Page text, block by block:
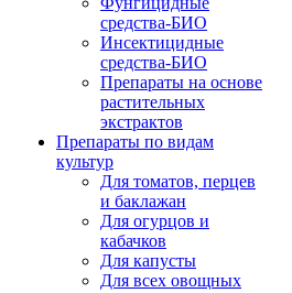
средства-БИО
Инсектицидные
средства-БИО
Препараты на основе
растительных
экстрактов
Препараты по видам
культур
Для томатов, перцев
и баклажан
Для огурцов и
кабачков
Для капусты
Для всех овощных